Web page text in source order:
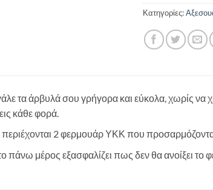
Κατηγορίες:
τα άρβυλά σου γρήγορα και εύκολα, χωρίς να
κάθε φορά.
περιέχονται 2 φερμουάρ ΥΚΚ που
πάνω μέρος εξασφαλίζει πως δεν θα ανοίξει το